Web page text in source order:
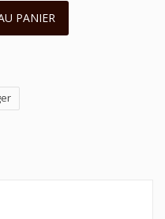
PANIER